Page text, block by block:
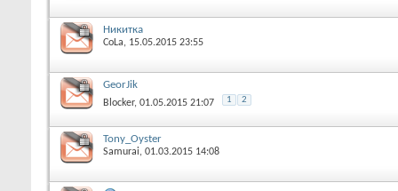
Никитка
CoLa, 15.05.2015 23:55
GeorJik
Blocker, 01.05.2015 21:07 1 2
Tony_Oyster
Samurai, 01.03.2015 14:08